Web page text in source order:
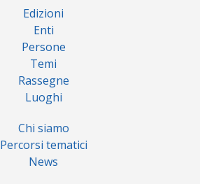
Edizioni
Enti
Persone
Temi
Rassegne
Luoghi
Chi siamo
Percorsi tematici
News